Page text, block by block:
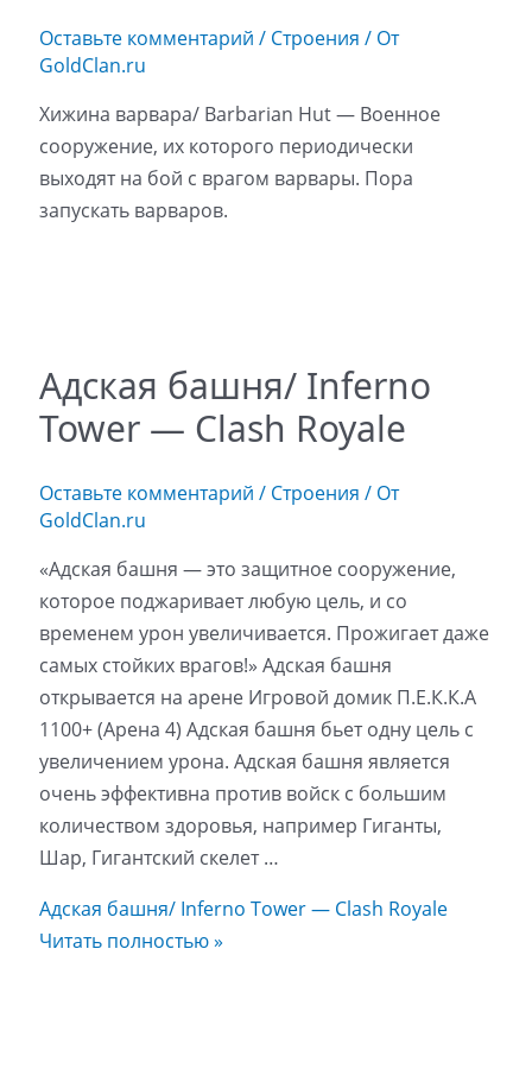
Оставьте комментарий / Строения / От
GoldClan.ru
Хижина варвара/ Barbarian Hut — Военное
сооружение, их которого периодически
выходят на бой с врагом варвары. Пора
запускать варваров.
Адская башня/ Inferno
Tower — Clash Royale
Оставьте комментарий / Строения / От
GoldClan.ru
«Адская башня — это защитное сооружение,
которое поджаривает любую цель, и со
временем урон увеличивается. Прожигает даже
самых стойких врагов!» Адская башня
открывается на арене Игровой домик П.Е.К.К.А
1100+ (Арена 4) Адская башня бьет одну цель с
увеличением урона. Адская башня является
очень эффективна против войск с большим
количеством здоровья, например Гиганты,
Шар, Гигантский скелет …
Адская башня/ Inferno Tower — Clash Royale
Читать полностью »